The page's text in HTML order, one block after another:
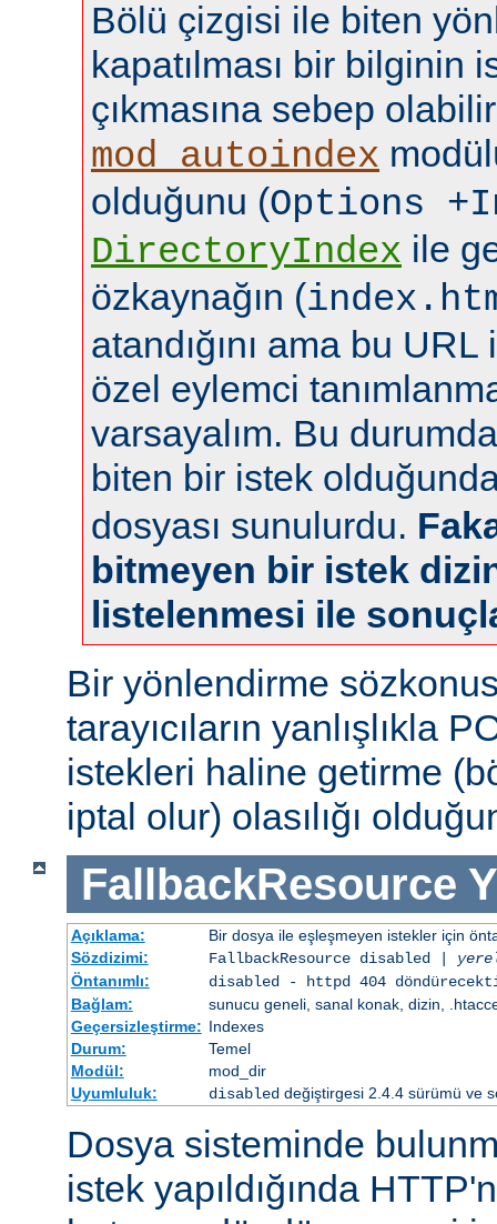
Bölü çizgisi ile biten
kapatılması bir bilginin
çıkmasına sebep
mod_autoindex
olduğunu (Options
DirectoryIndex ile
özkaynağın (
atandığını ama bu
özel eylemci
varsayalım. Bu
biten bir istek
dosyası sunulurdu.
bitmeyen bir istek
listelenmesi ile
Bir yönlendirme
tarayıcıların yanlışlıkla
istekleri haline getirme
iptal olur) olasılığı
FallbackResource
Açıklama:
Bir dosya ile eşleşmeyen istekler için
Sözdizimi:
FallbackResource disabled |
Öntanımlı:
disabled - httpd 404
Bağlam:
sunucu geneli, sanal konak, dizin,
Geçersizleştirme: Indexes
Durum:
Temel
Modül:
mod_dir
Uyumluluk:
disableddeğiştirgesi 2.4.4 sürümü ve
Dosya sisteminde
istek yapıldığında